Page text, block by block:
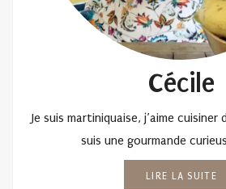
Cécile
Je suis martiniquaise, j’aime
suis une gourmande
LIRE LA SUITE